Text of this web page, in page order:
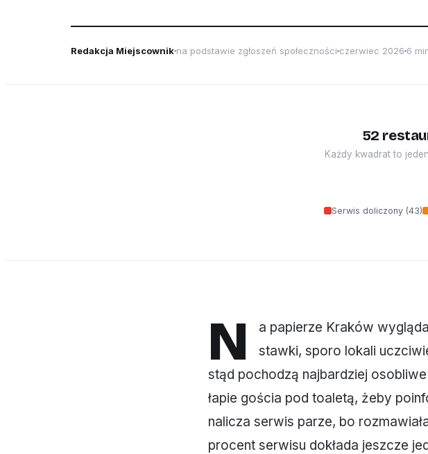
Redakcja Miejscownik na podstawie zgłoszeń społeczności czerwiec 2026 6
52
Każdy kwadrat to
Serwis doliczony (43)
N
a papierze Kraków
stawki, sporo lokali
stąd pochodzą najbardziej
łapie gościa pod toaletą, żeby
nalicza serwis parze, bo
procent serwisu dokłada jeszcze